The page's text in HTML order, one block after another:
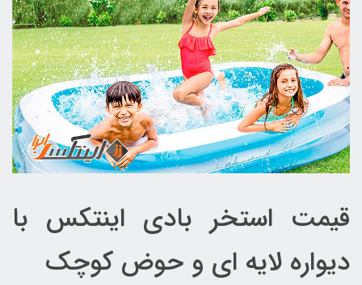
قیمت استخر بادی اینتکس با
دیواره لایه ای و حوض کوچک